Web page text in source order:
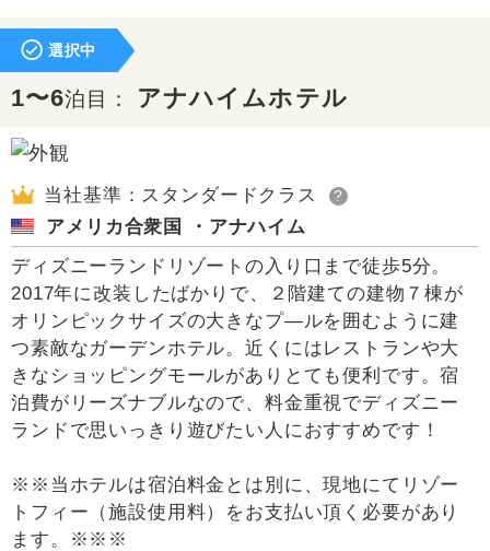
選択中
1〜6泊目： アナハイムホテル
当社基準：スタンダードクラス ?
アメリカ合衆国 ・アナハイム
ディズニーランドリゾートの入り口まで徒歩5分。
2017年に改装したばかりで、２階建ての建物７棟が
オリンピックサイズの大きなプ―ルを囲むように建
つ素敵なガーデンホテル。近くにはレストランや大
きなショッピングモールがありとても便利です。宿
泊費がリーズナブルなので、料金重視でディズニー
ランドで思いっきり遊びたい人におすすめです！
※※当ホテルは宿泊料金とは別に、現地にてリゾー
トフィー（施設使用料）をお支払い頂く必要があり
ます。※※※